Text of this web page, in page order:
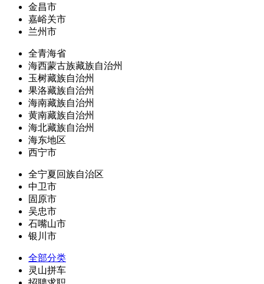
金昌市
嘉峪关市
兰州市
全青海省
海西蒙古族藏族自治州
玉树藏族自治州
果洛藏族自治州
海南藏族自治州
黄南藏族自治州
海北藏族自治州
海东地区
西宁市
全宁夏回族自治区
中卫市
固原市
吴忠市
石嘴山市
银川市
全部分类
灵山拼车